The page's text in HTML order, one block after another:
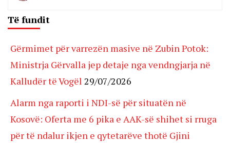
Të fundit
Gërmimet për varrezën masive në Zubin Potok:
Ministrja Gërvalla jep detaje nga vendngjarja në
Kalludër të Vogël 29/07/2026
Alarm nga raporti i NDI-së për situatën në
Kosovë: Oferta me 6 pika e AAK-së shihet si rruga
për të ndalur ikjen e qytetarëve thotë Gjini